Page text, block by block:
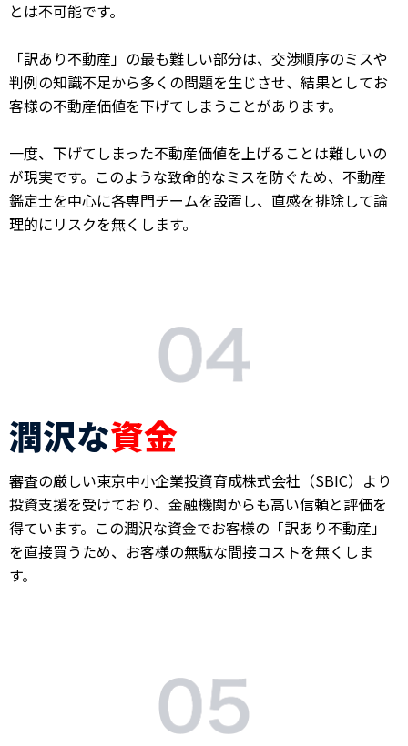
とは不可能です。
「訳あり不動産」の最も難しい部分は、交渉順序のミスや
判例の知識不足から多くの問題を生じさせ、結果としてお
客様の不動産価値を下げてしまうことがあります。
一度、下げてしまった不動産価値を上げることは難しいの
が現実です。このような致命的なミスを防ぐため、不動産
鑑定士を中心に各専門チームを設置し、直感を排除して論
理的にリスクを無くします。
潤沢な資金
審査の厳しい東京中小企業投資育成株式会社（SBIC）より
投資支援を受けており、金融機関からも高い信頼と評価を
得ています。この潤沢な資金でお客様の「訳あり不動産」
を直接買うため、お客様の無駄な間接コストを無くしま
す。